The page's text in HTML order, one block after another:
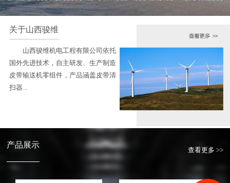
关于山西骏维
山西骏维机电工程有限公司依托
国外先进技术，自主研发、生产制造
皮带输送机零组件，产品涵盖皮带清
扫器...
产品展示
查看更多 >>